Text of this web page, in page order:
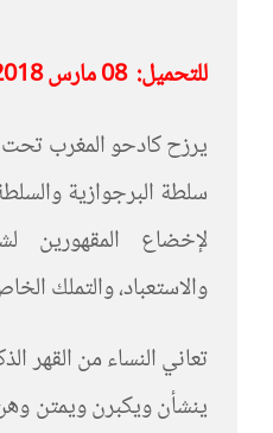
للتحميل:08 مارس 2018
يرزح كادحو المغرب
سلطة البرجوازية
لإخضاع المقهورين
والاستعباد، والتملك
تعاني النساء من القهر
ينشأن ويكبرن ويمتن